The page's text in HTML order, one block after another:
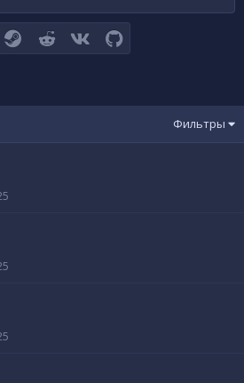
SteamReddit VK GitHub
Фильтры